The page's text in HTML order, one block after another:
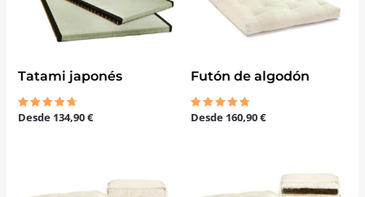
Tatami japonés
Valorado
Desde 134,90€
Futón de algodón
Valorado
Desde 160,90€